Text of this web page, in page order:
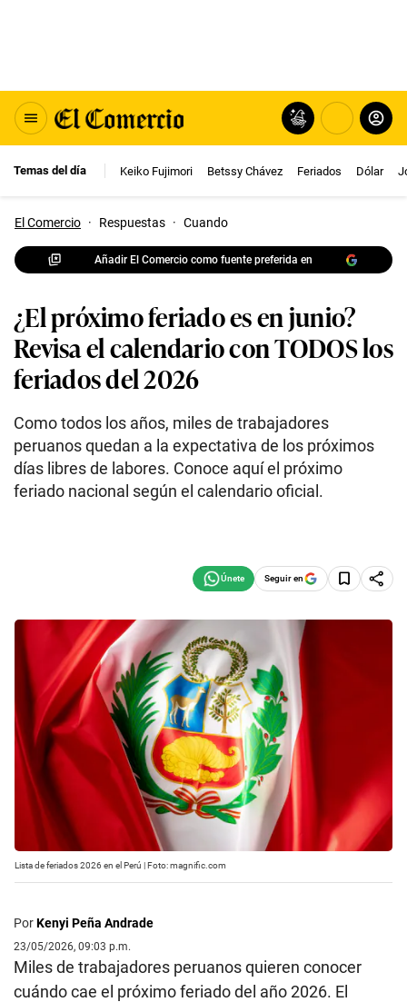
Temas del día Keiko Fujimori Betssy Chávez Feriados Dólar
El Comercio · Respuestas · Cuando
Añadir El Comercio como fuente preferida en
¿El próximo feriado es en junio?
Revisa el calendario con TODOS los
feriados del 2026
Como todos los años, miles de trabajadores
peruanos quedan a la expectativa de los próximos
días libres de labores. Conoce aquí el próximo
feriado nacional según el calendario oficial.
Seguir en
Lista de feriados 2026 en el Perú | Foto: magnific.com
PorKenyi Peña Andrade
23/05/2026, 09:03 p.m.
Miles de trabajadores peruanos quieren conocer
cuándo cae el próximo feriado del año 2026. El